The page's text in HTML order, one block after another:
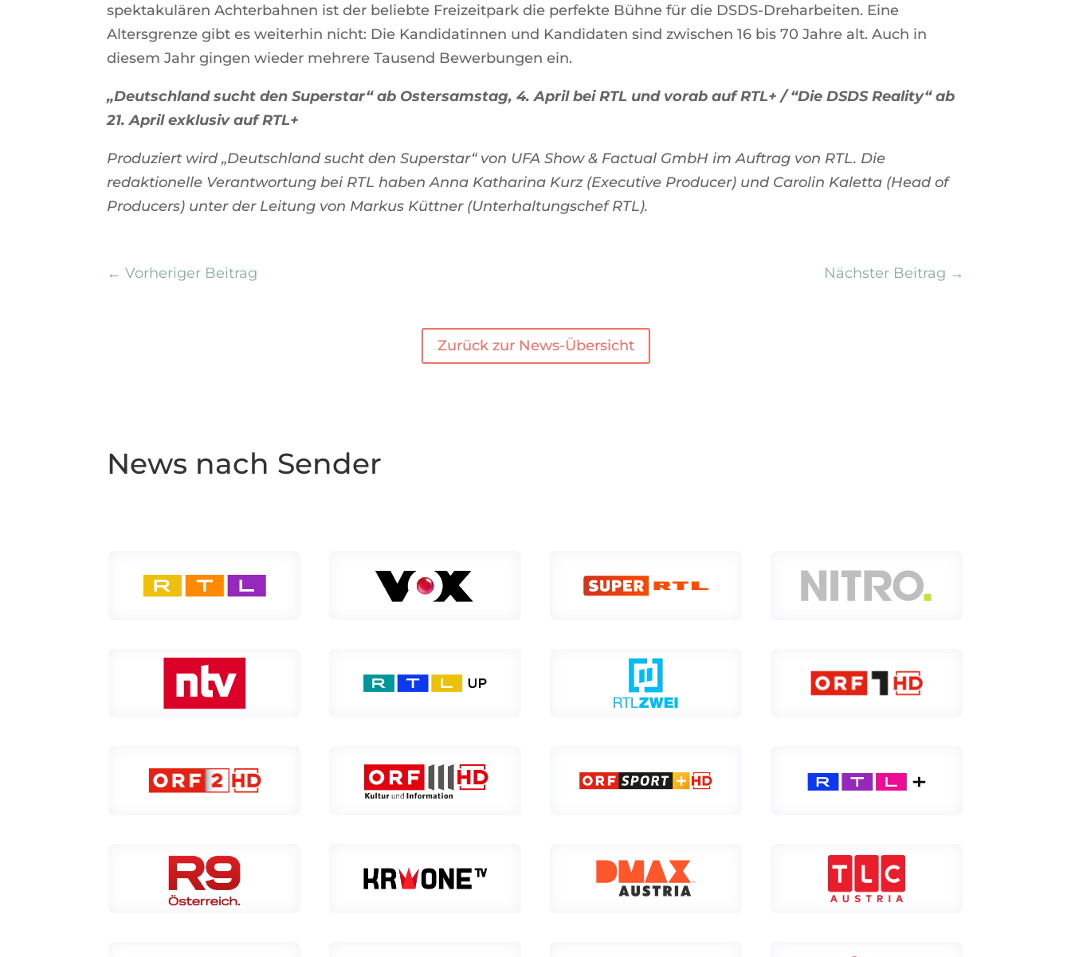
spektakulären Achterbahnen ist der beliebte Freizeitpark die perfekte Bühne für die DSDS-Dreharbeiten. Eine
Altersgrenze gibt es weiterhin nicht: Die Kandidatinnen und Kandidaten sind zwischen 16 bis 70 Jahre alt. Auch in
diesem Jahr gingen wieder mehrere Tausend Bewerbungen ein.
„Deutschland sucht den Superstar“ ab Ostersamstag, 4. April bei RTL und vorab auf RTL+ / “Die DSDS Reality“ ab
21. April exklusiv auf RTL+
Produziert wird „Deutschland sucht den Superstar“ von UFA Show & Factual GmbH im Auftrag von RTL. Die
redaktionelle Verantwortung bei RTL haben Anna Katharina Kurz (Executive Producer) und Carolin Kaletta (Head of
Producers) unter der Leitung von Markus Küttner (Unterhaltungschef RTL).
←Vorheriger Beitrag Nächster Beitrag →
Zurück zur News-Übersicht
News nach Sender